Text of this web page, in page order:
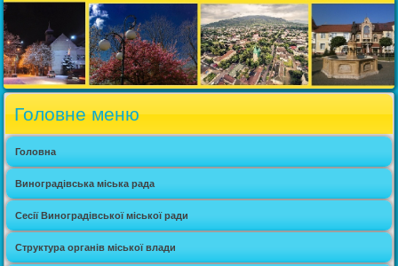
Головне меню
Головна
Виноградівська міська рада
Сесії Виноградівської міської ради
Структура органів міської влади